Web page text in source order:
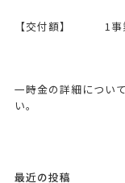
【交付額】 1事業
一時金の詳細について
い。
最近の投稿